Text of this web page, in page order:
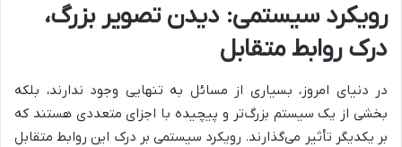
رویکرد سیستمی: دیدن تصویر بزرگ،
درک روابط متقابل
در دنیای امروز، بسیاری از مسائل به تنهایی وجود ندارند، بلکه
بخشی از یک سیستم بزرگ‌تر و پیچیده با اجزای متعددی هستند که
بر یکدیگر تأثیر می‌گذارند. رویکرد سیستمی بر درک این روابط متقابل